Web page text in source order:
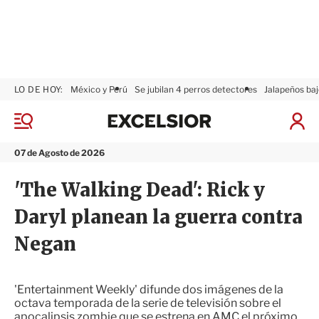
M
n
07 de Agosto de 2026
LO DE HOY: México y Perú Se jubilan 4 perros detectores Jalapeños
I
S
x
s
i
r
'The Walking Dead': Rick y
Daryl planean la guerra contra
Negan
'Entertainment Weekly' difunde dos imágenes de la
octava temporada de la serie de televisión sobre el